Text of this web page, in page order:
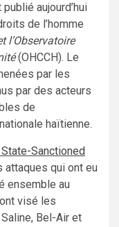
aujourd’hui
de l’homme
l’Observatoire
(OHCCH). Le
par les
par des acteurs
de
haïtienne.
Sanctioned
attaques qui ont eu
ensemble au
visé les
Bel-Air et